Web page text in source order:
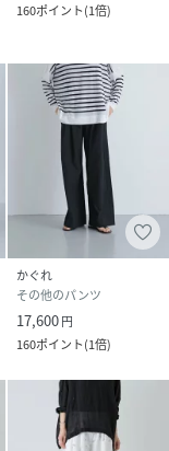
160ポイント(1倍)
かぐれ
その他のパンツ
17,600円
160ポイント(1倍)